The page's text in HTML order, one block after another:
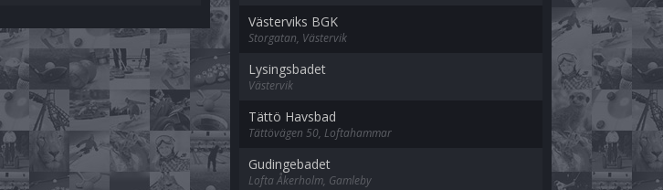
Västerviks BGK
Storgatan, Västervik
Lysingsbadet
Västervik
Tättö Havsbad
Tättövägen 50, Loftahammar
Gudingebadet
Lofta Åkerholm, Gamleby